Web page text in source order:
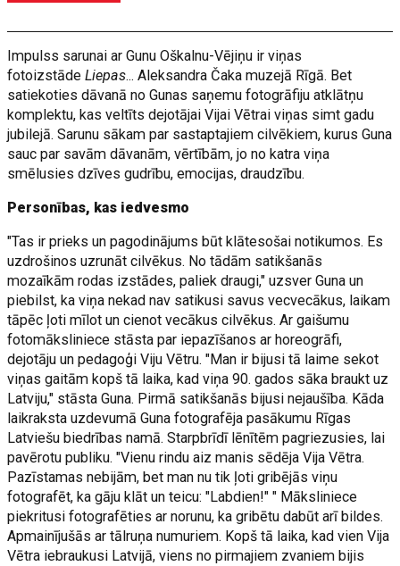
Impulss sarunai ar Gunu Oškalnu-Vējiņu ir viņas
fotoizstādeLiepas... Aleksandra Čaka muzejā Rīgā. Bet
satiekoties dāvanā no Gunas saņemu fotogrāfiju atklātņu
komplektu, kas veltīts dejotājai Vijai Vētrai viņas simt gadu
jubilejā. Sarunu sākam par sastaptajiem cilvēkiem, kurus Guna
sauc par savām dāvanām, vērtībām, jo no katra viņa
smēlusies dzīves gudrību, emocijas, draudzību.
Personības, kas iedvesmo
"Tas ir prieks un pagodinājums būt klātesošai notikumos. Es
uzdrošinos uzrunāt cilvēkus. No tādām satikšanās
mozaīkām rodas izstādes, paliek draugi," uzsver Guna un
piebilst, ka viņa nekad nav satikusi savus vecvecākus, laikam
tāpēc ļoti mīlot un cienot vecākus cilvēkus. Ar gaišumu
fotomāksliniece stāsta par iepazīšanos ar horeogrāfi,
dejotāju un pedagoģi Viju Vētru. "Man ir bijusi tā laime sekot
viņas gaitām kopš tā laika, kad viņa 90. gados sāka braukt uz
Latviju," stāsta Guna. Pirmā satikšanās bijusi nejaušība. Kāda
laikraksta uzdevumā Guna fotografēja pasākumu Rīgas
Latviešu biedrības namā. Starpbrīdī lēnītēm pagriezusies, lai
pavērotu publiku. "Vienu rindu aiz manis sēdēja Vija Vētra.
Pazīstamas nebijām, bet man nu tik ļoti gribējās viņu
fotografēt, ka gāju klāt un teicu: "Labdien!" " Māksliniece
piekritusi fotografēties ar norunu, ka gribētu dabūt arī bildes.
Apmainījušās ar tālruņa numuriem. Kopš tā laika, kad vien Vija
Vētra iebraukusi Latvijā, viens no pirmajiem zvaniem bijis